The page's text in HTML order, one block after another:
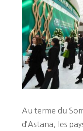
Au terme du
d’Astana, les